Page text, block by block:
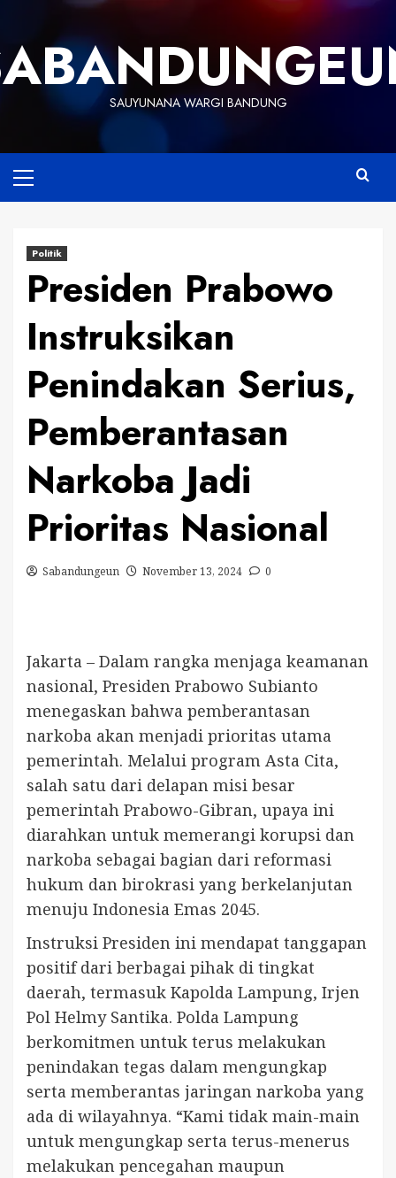
content
SAUYUNANA WARGI BANDUNG
Menu
Politik
Presiden Prabowo
Instruksikan
Penindakan Serius,
Pemberantasan
Narkoba Jadi
Prioritas Nasional
Sabandungeun November 13, 2024 0
Jakarta – Dalam rangka menjaga keamanan
nasional, Presiden Prabowo Subianto
menegaskan bahwa pemberantasan
narkoba akan menjadi prioritas utama
pemerintah. Melalui program Asta Cita,
salah satu dari delapan misi besar
pemerintah Prabowo-Gibran, upaya ini
diarahkan untuk memerangi korupsi dan
narkoba sebagai bagian dari reformasi
hukum dan birokrasi yang berkelanjutan
menuju Indonesia Emas 2045.
Instruksi Presiden ini mendapat tanggapan
positif dari berbagai pihak di tingkat
daerah, termasuk Kapolda Lampung, Irjen
Pol Helmy Santika. Polda Lampung
berkomitmen untuk terus melakukan
penindakan tegas dalam mengungkap
serta memberantas jaringan narkoba yang
ada di wilayahnya. “Kami tidak main-main
untuk mengungkap serta terus-menerus
melakukan pencegahan maupun